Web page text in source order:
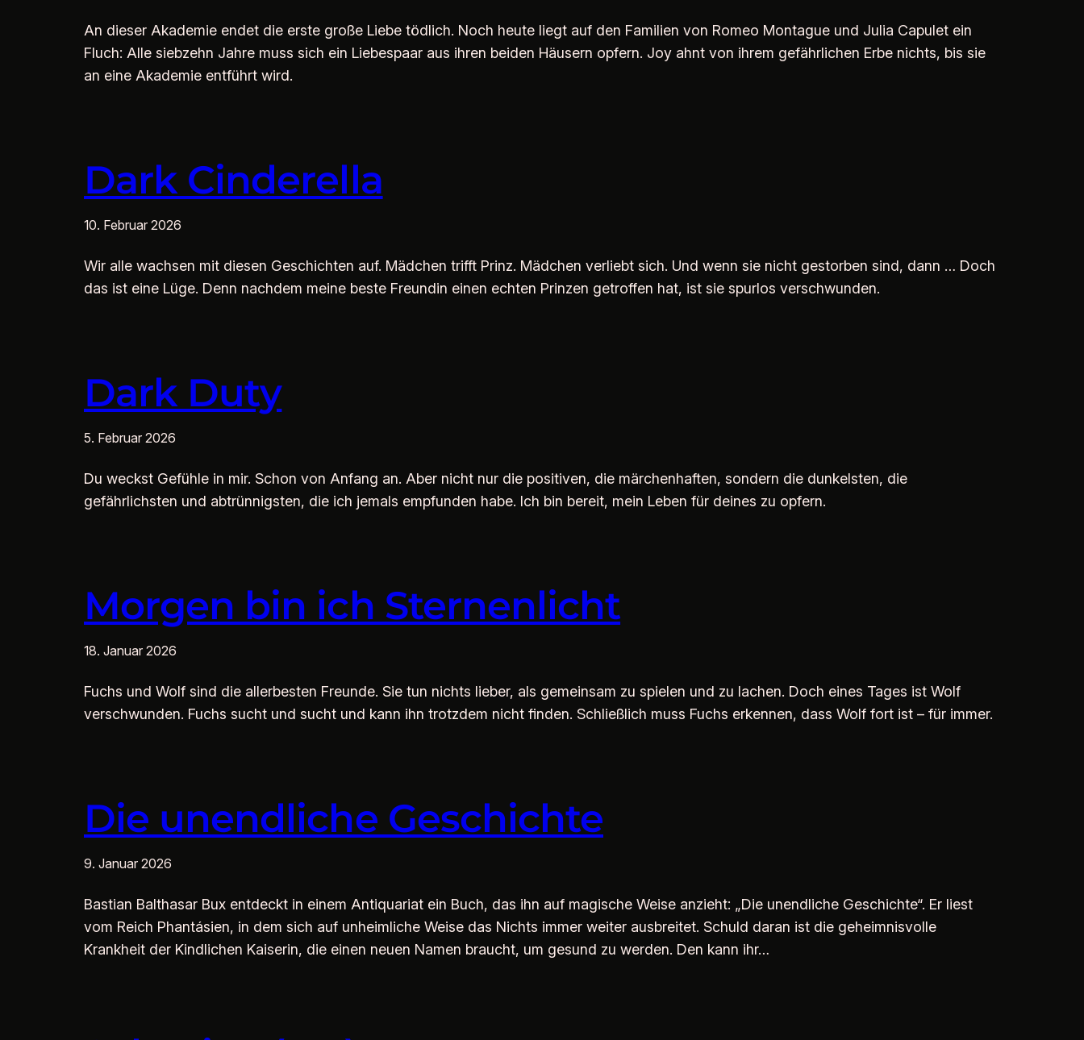
An dieser Akademie endet die erste große Liebe tödlich. Noch heute liegt auf den Familien von Romeo Montague und Julia Capulet ein
Fluch: Alle siebzehn Jahre muss sich ein Liebespaar aus ihren beiden Häusern opfern. Joy ahnt von ihrem gefährlichen Erbe nichts, bis sie
an eine Akademie entführt wird.
Dark Cinderella
10. Februar 2026
Wir alle wachsen mit diesen Geschichten auf. Mädchen trifft Prinz. Mädchen verliebt sich. Und wenn sie nicht gestorben sind, dann … Doch
das ist eine Lüge. Denn nachdem meine beste Freundin einen echten Prinzen getroffen hat, ist sie spurlos verschwunden.
Dark Duty
5. Februar 2026
Du weckst Gefühle in mir. Schon von Anfang an. Aber nicht nur die positiven, die märchenhaften, sondern die dunkelsten, die
gefährlichsten und abtrünnigsten, die ich jemals empfunden habe. Ich bin bereit, mein Leben für deines zu opfern.
Morgen bin ich Sternenlicht
18. Januar 2026
Fuchs und Wolf sind die allerbesten Freunde. Sie tun nichts lieber, als gemeinsam zu spielen und zu lachen. Doch eines Tages ist Wolf
verschwunden. Fuchs sucht und sucht und kann ihn trotzdem nicht finden. Schließlich muss Fuchs erkennen, dass Wolf fort ist – für immer.
Die unendliche Geschichte
9. Januar 2026
Bastian Balthasar Bux entdeckt in einem Antiquariat ein Buch, das ihn auf magische Weise anzieht: „Die unendliche Geschichte“. Er liest
vom Reich Phantásien, in dem sich auf unheimliche Weise das Nichts immer weiter ausbreitet. Schuld daran ist die geheimnisvolle
Krankheit der Kindlichen Kaiserin, die einen neuen Namen braucht, um gesund zu werden. Den kann ihr…